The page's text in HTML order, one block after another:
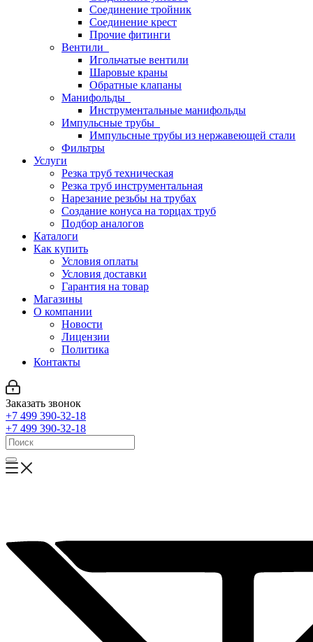
Соединение тройник
Соединение крест
Прочие фитинги
Вентили
Игольчатые вентили
Шаровые краны
Обратные клапаны
Манифольды
Инструментальные манифольды
Импульсные трубы
Импульсные трубы из нержавеющей стали
Фильтры
Услуги
Резка труб техническая
Резка труб инструментальная
Нарезание резьбы на трубах
Создание конуса на торцах труб
Подбор аналогов
Каталоги
Как купить
Условия оплаты
Условия доставки
Гарантия на товар
Магазины
О компании
Новости
Лицензии
Политика
Контакты
Заказать звонок
+7 499 390-32-18
+7 499 390-32-18